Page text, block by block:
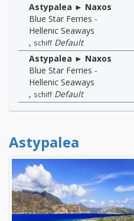
Astypalea ► Naxos
Blue Star Ferries -
Hellenic Seaways
, schiff Default
Astypalea ► Naxos
Blue Star Ferries -
Hellenic Seaways
, schiff Default
Astypalea